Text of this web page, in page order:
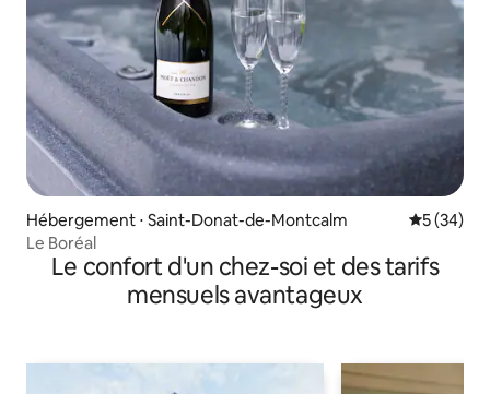
Hébergement ⋅ Saint-Donat-de-Montcalm
5 (34)
Le Boréal
Le confort d'un chez-soi et des tarifs
mensuels avantageux